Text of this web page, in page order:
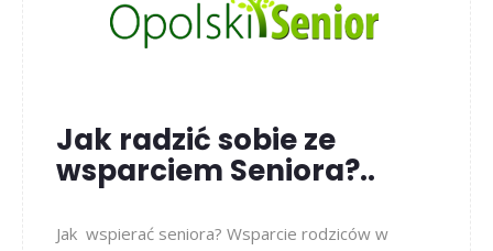
Jak radzić sobie ze
wsparciem Seniora?..
Jak wspierać seniora? Wsparcie rodziców w